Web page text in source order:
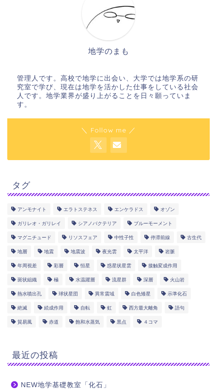
地学のまも
管理人です。高校で地学に出会い、大学では地学系の研
究室で学び、現在は地学を活かした仕事をしている社会
人です。地学業界が盛り上がることを日々願っていま
す。
＼ Follow me ／
タグ
アンモナイト エラトステネス エンケラドス オゾン
ガリレオ・ガリレイ シアノバクテリア ブルーモーメント
マグニチュード リソスフェア 中性子性 停滞前線 古生代
地層 地震 地震波 夜光雲 太平洋 岩脈
年周視差 彩層 恒星 惑星状星雲 接触変成作用
斑状組織 極 水温躍層 流星群 深層 火山岩
熱水噴出孔 球状星団 異常震域 白色矮星 示準化石
絶滅 続成作用 自転 虹 西方最大離角 語句
貿易風 赤道 飽和水蒸気 黒点 ４コマ
最近の投稿
NEW地学基礎教室「化石」